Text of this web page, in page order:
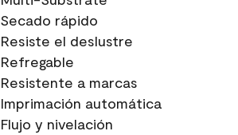
Secado rápido
Resiste el deslustre
Refregable
Resistente a marcas
Imprimación automática
Flujo y nivelación